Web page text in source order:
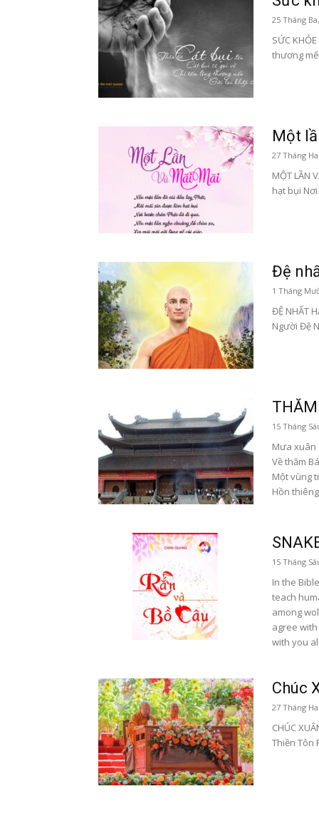
25 Tháng
SỨC
thương
Một
27 Tháng
MỘT LẦN
hạt bụi
Đệ
1 Tháng
ĐỆ NHẤT
Người Đệ
15 Tháng
Mưa xuân
Về thăm
Một vùng
Hồn
15 Tháng
In the
teach
among
agree
with you
Chúc
27 Tháng
CHÚC
Thiền Tôn